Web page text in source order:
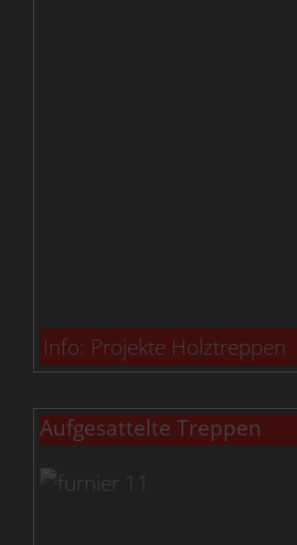
Info: Projekte Holztreppen
Aufgesattelte Treppen